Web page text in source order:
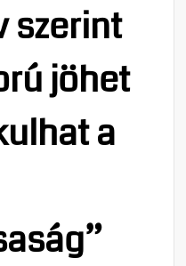
szerint
jöhet
a